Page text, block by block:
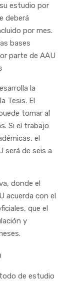
estudio por
deberá
por mes.
bases
parte de AAU
la
Tesis. El
tomar al
Si el trabajo
el
será de seis a
donde el
acuerda con el
que el
y
de estudio